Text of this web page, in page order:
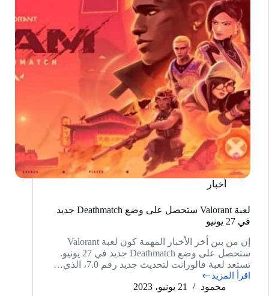
أخبار
لعبة Valorant ستحصل على وضع Deathmatch جديد
في 27 يونيو
إن من بين أخر الأخبار المهمة كون لعبة Valorant
ستحصل على وضع Deathmatch جديد في 27 يونيو.
تستعد لعبة فالورانت لتحديث جديد رقم 7.0، الذي…
اقرأ المزيد
لعبة
Valorantمحمود 21 يونيو، 2023